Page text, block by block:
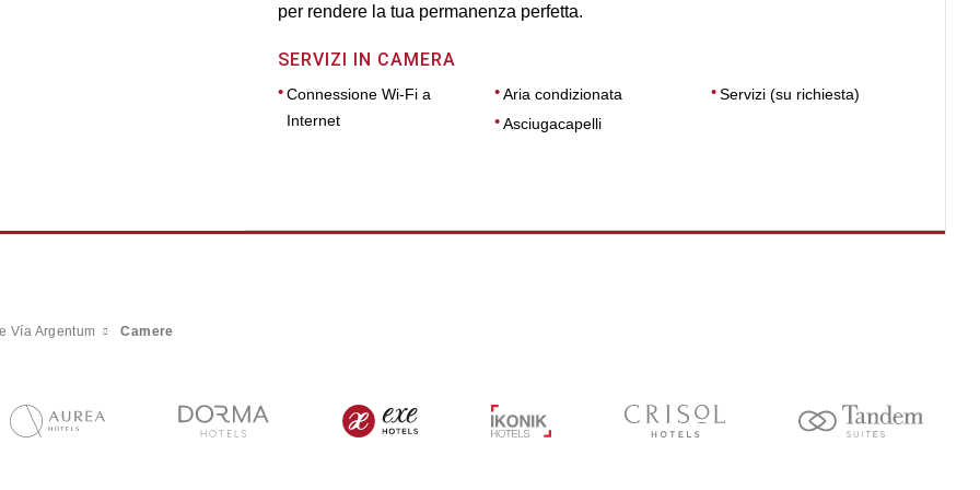
per rendere la tua permanenza perfetta.
SERVIZI IN CAMERA
Connessione Wi-Fi a
Internet
Aria condizionata
Asciugacapelli
Servizi (su richiesta)
Vía Argentum Camere